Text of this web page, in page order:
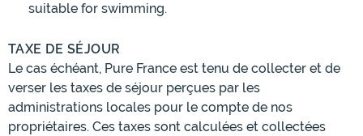
suitable for swimming.
TAXE DE SÉJOUR
Le cas échéant, Pure France est tenu de collecter et de
verser les taxes de séjour perçues par les
administrations locales pour le compte de nos
propriétaires. Ces taxes sont calculées et collectées